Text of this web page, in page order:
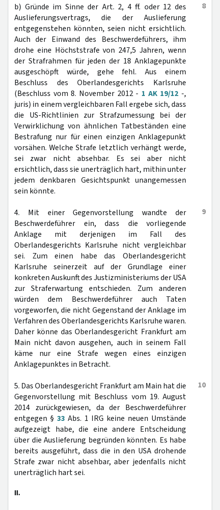
8
b) Gründe im Sinne der Art. 2, 4 ff. oder 12 des
Auslieferungsvertrags, die der Auslieferung
entgegenstehen könnten, seien nicht ersichtlich.
Auch der Einwand des Beschwerdeführers, ihm
drohe eine Höchststrafe von 247,5 Jahren, wenn
der Strafrahmen für jeden der 18 Anklagepunkte
ausgeschöpft würde, gehe fehl. Aus einem
Beschluss des Oberlandesgerichts Karlsruhe
(Beschluss vom 8. November 2012 - 1 AK 19/12 -,
juris) in einem vergleichbaren Fall ergebe sich, dass
die US-Richtlinien zur Strafzumessung bei der
Verwirklichung von ähnlichen Tatbeständen eine
Bestrafung nur für einen einzigen Anklagepunkt
vorsähen. Welche Strafe letztlich verhängt werde,
sei zwar nicht absehbar. Es sei aber nicht
ersichtlich, dass sie unerträglich hart, mithin unter
jedem denkbaren Gesichtspunkt unangemessen
sein könnte.
9
4. Mit einer Gegenvorstellung wandte der
Beschwerdeführer ein, dass die vorliegende
Anklage mit derjenigen im Fall des
Oberlandesgerichts Karlsruhe nicht vergleichbar
sei. Zum einen habe das Oberlandesgericht
Karlsruhe seinerzeit auf der Grundlage einer
konkreten Auskunft des Justizministeriums der USA
zur Straferwartung entschieden. Zum anderen
würden dem Beschwerdeführer auch Taten
vorgeworfen, die nicht Gegenstand der Anklage im
Verfahren des Oberlandesgerichts Karlsruhe waren.
Daher könne das Oberlandesgericht Frankfurt am
Main nicht davon ausgehen, auch in seinem Fall
käme nur eine Strafe wegen eines einzigen
Anklagepunktes in Betracht.
10
5. Das Oberlandesgericht Frankfurt am Main hat die
Gegenvorstellung mit Beschluss vom 19. August
2014 zurückgewiesen, da der Beschwerdeführer
entgegen § 33 Abs. 1 IRG keine neuen Umstände
aufgezeigt habe, die eine andere Entscheidung
über die Auslieferung begründen könnten. Es habe
bereits ausgeführt, dass die in den USA drohende
Strafe zwar nicht absehbar, aber jedenfalls nicht
unerträglich hart sei.
II.